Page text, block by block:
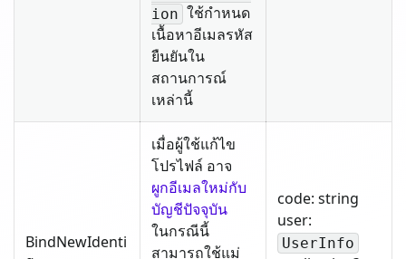
ion ใช้กำหนด
เนื้อหาอีเมลรหัส
ยืนยันใน
สถานการณ์
เหล่านี้
BindNewIdenti
เมื่อผู้ใช้แก้ไข
โปรไฟล์ อาจ
ผูกอีเมลใหม่กับ
บัญชีปัจจุบัน
ในกรณีนี้
สามารถใช้แม่
code: string
user:
UserInfo